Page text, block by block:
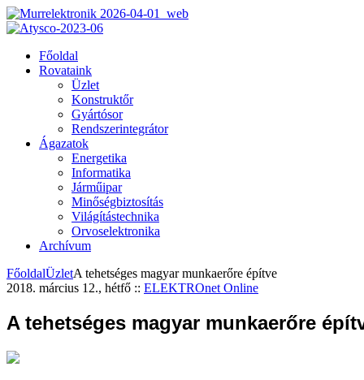
Főoldal
Rovataink
Üzlet
Konstruktőr
Gyártósor
Rendszerintegrátor
Ágazatok
Energetika
Informatika
Járműipar
Minőségbiztosítás
Világítástechnika
Orvoselektronika
Archívum
FőoldalÜzletA tehetséges magyar munkaerőre építve
2018. március 12., hétfő :: ELEKTROnet Online
A tehetséges magyar munkaerőre